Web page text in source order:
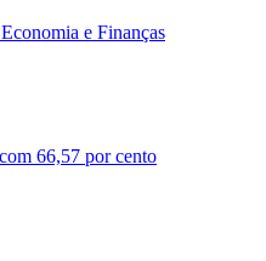
e Finanças
66,57 por cento